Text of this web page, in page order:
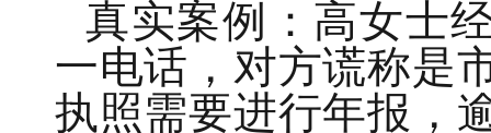
真实案例：高女士
一电话，对方谎称是
执照需要进行年报，